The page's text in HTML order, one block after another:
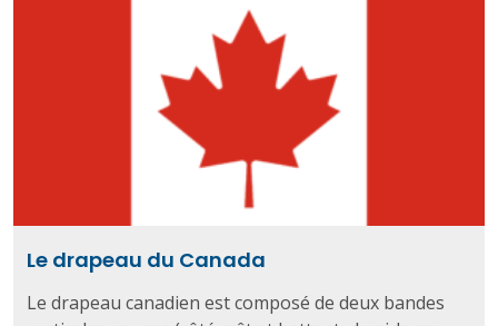
Le drapeau du Canada
Le drapeau canadien est composé de deux bandes